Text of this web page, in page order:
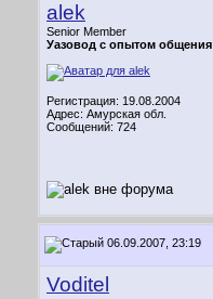
alek
Senior Member
Уазовод с опытом общения
Регистрация: 19.08.2004
Адрес: Амурская обл.
Сообщений: 724
06.09.2007, 23:19
Voditel